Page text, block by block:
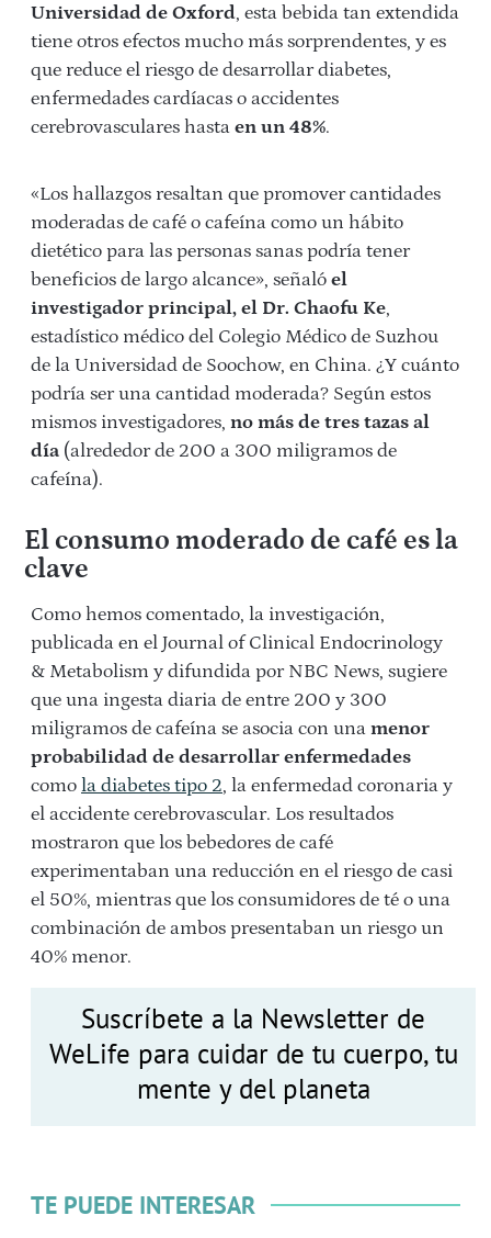
Universidad de Oxford, esta bebida tan extendida
tiene otros efectos mucho más sorprendentes, y es
que reduce el riesgo de desarrollar diabetes,
enfermedades cardíacas o accidentes
cerebrovasculares hasta en un 48%.
«Los hallazgos resaltan que promover cantidades
moderadas de café o cafeína como un hábito
dietético para las personas sanas podría tener
beneficios de largo alcance», señaló el
investigador principal, el Dr. Chaofu Ke,
estadístico médico del Colegio Médico de Suzhou
de la Universidad de Soochow, en China. ¿Y cuánto
podría ser una cantidad moderada? Según estos
mismos investigadores, no más de tres tazas al
día (alrededor de 200 a 300 miligramos de
cafeína).
El consumo moderado de café es la
clave
Como hemos comentado, la investigación,
publicada en el Journal of Clinical Endocrinology
& Metabolism y difundida por NBC News, sugiere
que una ingesta diaria de entre 200 y 300
miligramos de cafeína se asocia con una menor
probabilidad de desarrollar enfermedades
como la diabetes tipo 2, la enfermedad coronaria y
el accidente cerebrovascular. Los resultados
mostraron que los bebedores de café
experimentaban una reducción en el riesgo de casi
el 50%, mientras que los consumidores de té o una
combinación de ambos presentaban un riesgo un
40% menor.
Suscríbete a la Newsletter de
WeLife para cuidar de tu cuerpo, tu
mente y del planeta
TE PUEDE INTERESAR